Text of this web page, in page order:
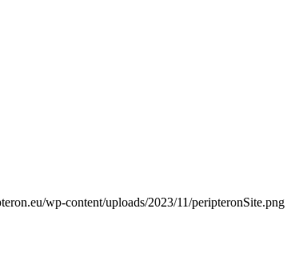
wp-content/uploads/2023/11/peripteronSite.png